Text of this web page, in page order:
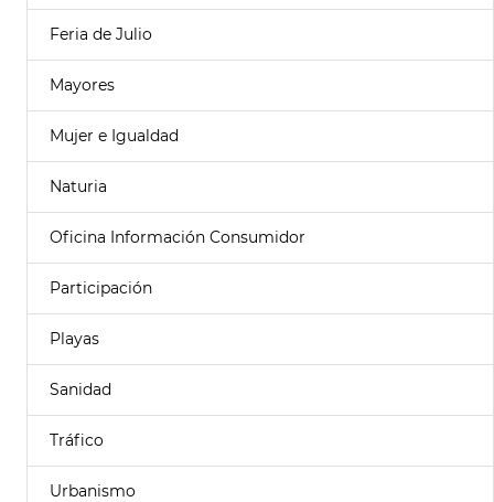
Feria de Julio
Mayores
Mujer e Igualdad
Naturia
Oficina Información Consumidor
Participación
Playas
Sanidad
Tráfico
Urbanismo